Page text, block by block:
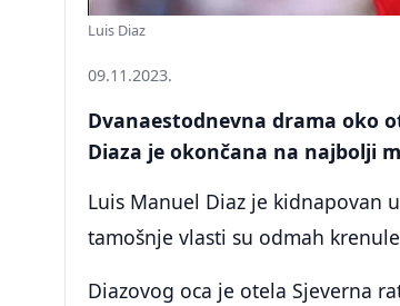
Luis Diaz
09.11.2023.
Dvanaestodnevna drama oko
Diaza je okončana na najbolji
Luis Manuel Diaz je kidnapovan
tamošnje vlasti su odmah
Diazovog oca je otela Sjeverna